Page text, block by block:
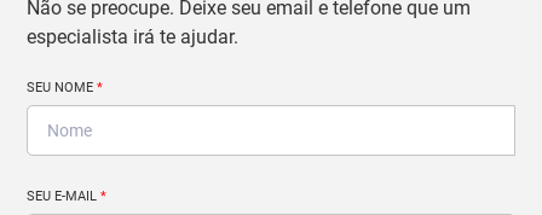
Não se preocupe. Deixe seu email e telefone que um
especialista irá te ajudar.
SEU NOME*
SEU E-MAIL*